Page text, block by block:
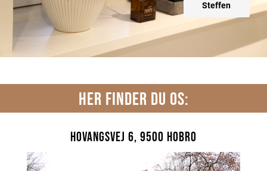
Steffen
HER FINDER DU OS:
Hovangsvej 6, 9500 Hobro